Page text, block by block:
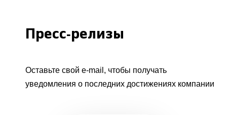
Пресс-релизы
Оставьте свой e-mail, чтобы получать
уведомления о последних достижениях компании